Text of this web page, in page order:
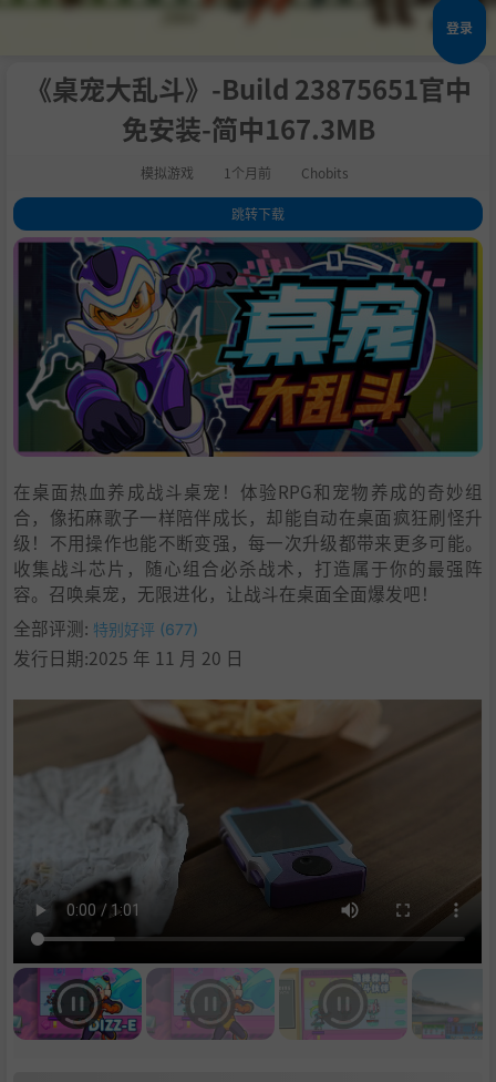
登录
《桌宠大乱斗》-Build 23875651官中
免安装-简中167.3MB
模拟游戏 1个月前 Chobits
跳转下载
1.关于此游戏
3
6.系统需求
7.支持作者
设置中文
在桌面热血养成战斗桌宠！体验RPG和宠物养成的奇妙组
合，像拓麻歌子一样陪伴成长，却能自动在桌面疯狂刷怪升
级！不用操作也能不断变强，每一次升级都带来更多可能。
收集战斗芯片，随心组合必杀战术，打造属于你的最强阵
容。召唤桌宠，无限进化，让战斗在桌面全面爆发吧！
全部评测: 特别好评 (677)
发行日期:2025 年 11 月 20 日